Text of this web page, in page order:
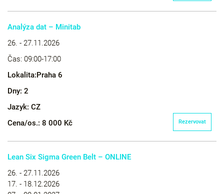
Analýza dat – Minitab
26. - 27.11.2026
Čas: 09:00-17:00
Lokalita:Praha 6
Dny: 2
Jazyk: CZ
Cena/os.: 8 000 Kč Rezervovat
Lean Six Sigma Green Belt – ONLINE
26. - 27.11.2026
17. - 18.12.2026